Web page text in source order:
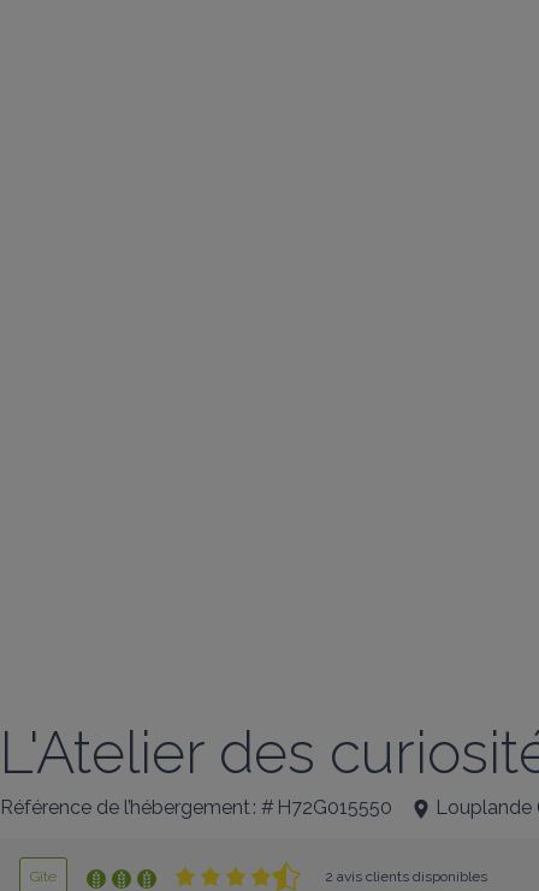
L'Atelier des
Référence de l’hébergement : # H72G015550 Louplande
Gîte 2 avis clients disponibles